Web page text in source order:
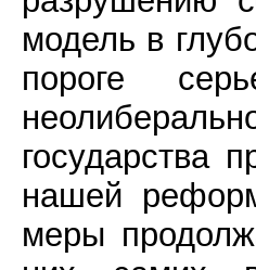
модель в
пороге
государства
нашей
меры